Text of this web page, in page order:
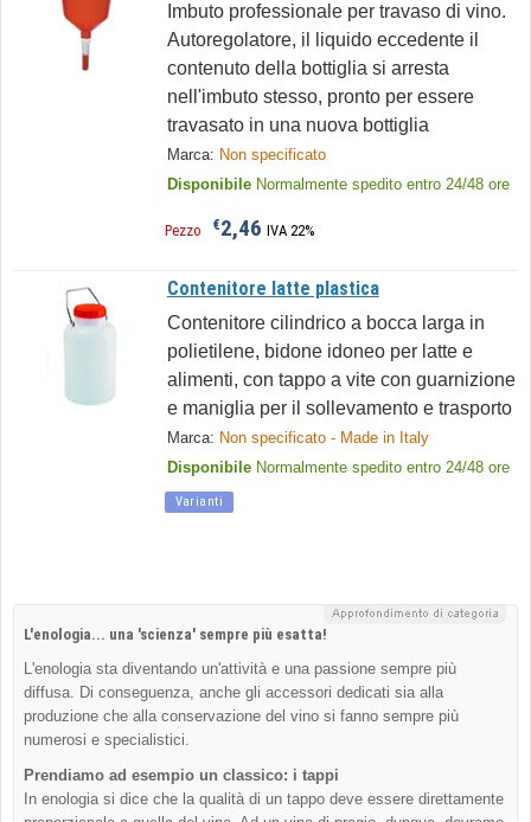
Imbuto professionale per travaso di vino.
Autoregolatore, il liquido eccedente il
contenuto della bottiglia si arresta
nell'imbuto stesso, pronto per essere
travasato in una nuova bottiglia
Marca: Non specificato
Disponibile Normalmente spedito entro 24/48 ore
Pezzo €2,46 IVA 22%
Contenitore latte plastica
Contenitore cilindrico a bocca larga in
polietilene, bidone idoneo per latte e
alimenti, con tappo a vite con guarnizione
e maniglia per il sollevamento e trasporto
Marca: Non specificato - Made in Italy
Disponibile Normalmente spedito entro 24/48 ore
Varianti
L'enologia... una 'scienza' sempre più esatta!
L'enologia sta diventando un'attività e una passione sempre più
diffusa. Di conseguenza, anche gli accessori dedicati sia alla
produzione che alla conservazione del vino si fanno sempre più
numerosi e specialistici.
Prendiamo ad esempio un classico: i tappi
In enologia si dice che la qualità di un tappo deve essere direttamente